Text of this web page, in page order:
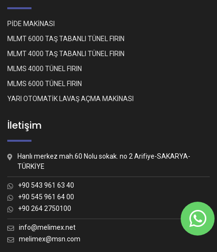
PİDE MAKİNASI
MLMT 6000 TAŞ TABANLI TÜNEL FIRIN
MLMT 4000 TAŞ TABANLI TÜNEL FIRIN
MLMS 4000 TÜNEL FIRIN
MLMS 6000 TÜNEL FIRIN
YARI OTOMATİK LAVAŞ AÇMA MAKİNASI
İletişim
Hanlı merkez mah.60 Nolu sokak. no 2 Arifiye-SAKARYA-
TÜRKİYE
+90 543 961 63 40
+90 545 961 64 00
+90 264 2750100
info@melimex.net
melimex@msn.com
Nasıl yardımcı olabiliriz?